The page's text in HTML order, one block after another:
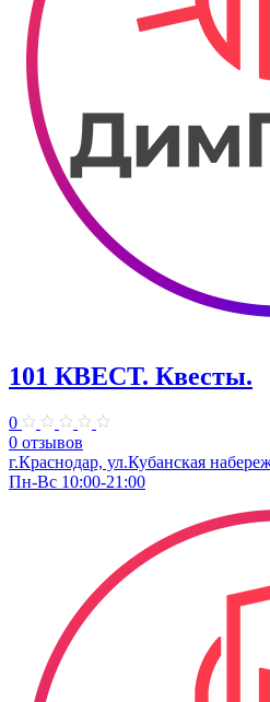
101 КВЕСТ. Квесты.
0
0 отзывов
​г.Краснодар, ул.Кубанская
Пн-Вс 10:00-21:00